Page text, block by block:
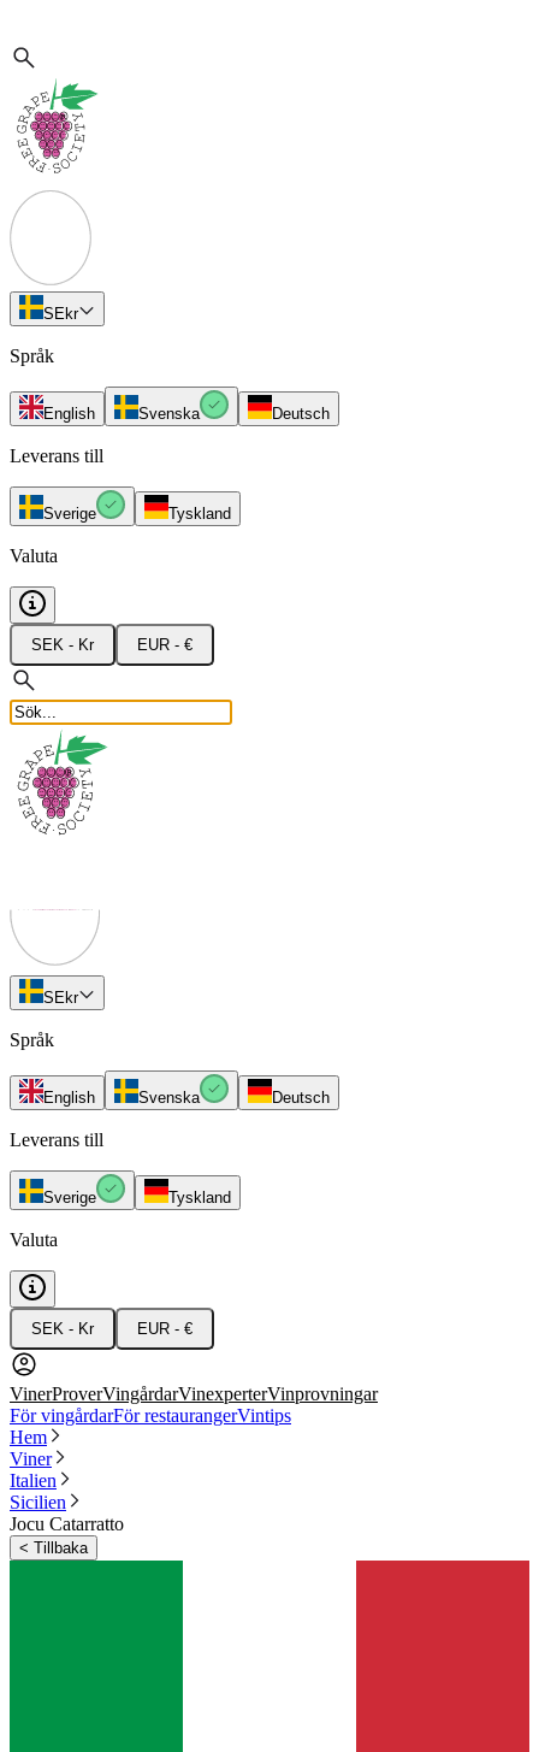
SEkr
Språk
English Svenska Deutsch
Leverans till
Sverige Tyskland
Valuta
SEK - Kr EUR - €
SEkr
Språk
English Svenska Deutsch
Leverans till
Sverige Tyskland
Valuta
SEK - Kr EUR - €
VinerProverVingårdarVinexperterVinprovningar
För vingårdarFör restaurangerVintips
Hem
Viner
Italien
Sicilien
Jocu Catarratto
< Tillbaka